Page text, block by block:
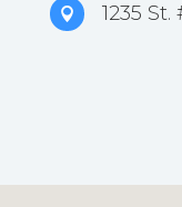
 1235